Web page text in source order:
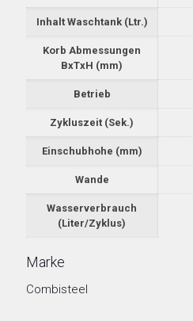
Inhalt Waschtank (Ltr.)
Korb Abmessungen
BxTxH (mm)
Betrieb
Zykluszeit (Sek.)
Einschubhohe (mm)
Wande
Wasserverbrauch
(Liter/Zyklus)
Marke
Combisteel